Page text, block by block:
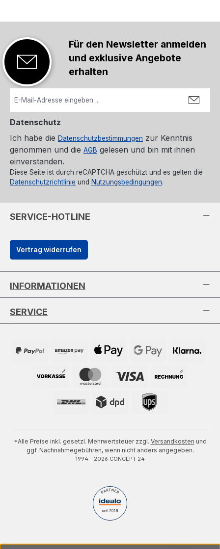
Für den Newsletter anmelden
und exklusive Angebote
erhalten
Datenschutz
Ich habe die Datenschutzbestimmungen zur Kenntnis
genommen und die AGB gelesen und bin mit ihnen
einverstanden.
Diese Seite ist durch reCAPTCHA geschützt und es gelten die
Datenschutzrichtlinie und Nutzungsbedingungen.
SERVICE-HOTLINE
Vertrag widerrufen
INFORMATIONEN
SERVICE
*Alle Preise inkl. gesetzl. Mehrwertsteuer zzgl. Versandkosten und
ggf. Nachnahmegebühren, wenn nicht anders angegeben.
1994 - 2026 CONCEPT 24